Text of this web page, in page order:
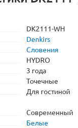
DK2111-WH
Denkirs
Словения
HYDRO
3 года
Точечные
Для гостиной
Современный
Белые